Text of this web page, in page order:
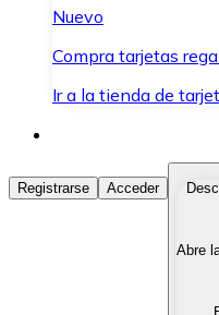
Nuevo
Compra tarjetas
Ir a la tienda de
Comprar
Compra
Vende tus
Registrarse Acceder
Abre